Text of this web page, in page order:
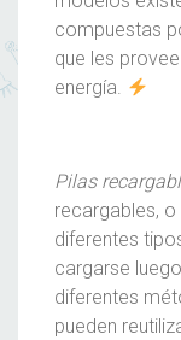
compuestas
que les
energía.
Pilas
recargables, o
diferentes
cargarse
diferentes
pueden